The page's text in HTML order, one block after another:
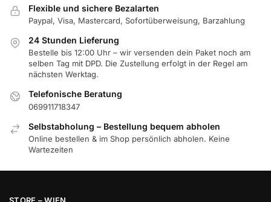
Flexible und sichere Bezalarten
Paypal, Visa, Mastercard, Sofortüberweisung, Barzahlung
24 Stunden Lieferung
Bestelle bis 12:00 Uhr – wir versenden dein Paket noch am
selben Tag mit DPD. Die Zustellung erfolgt in der Regel am
nächsten Werktag.
Telefonische Beratung
069911718347
Selbstabholung – Bestellung bequem abholen
Online bestellen & im Shop persönlich abholen. Keine
Wartezeiten
STORE – WIEN